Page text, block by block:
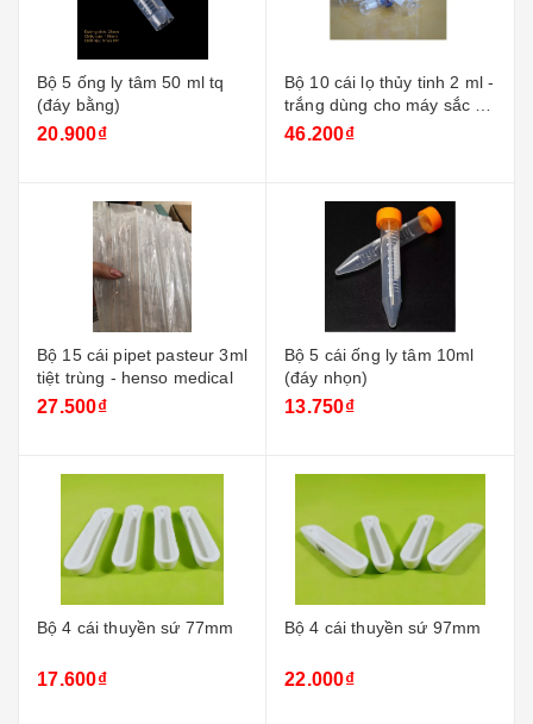
Bộ 5 ống ly tâm 50 ml tq
(đáy bằng)
20.900₫
Bộ 10 cái lọ thủy tinh 2 ml -
trắng dùng cho máy sắc ký
+ nắp xanh
46.200₫
Bộ 15 cái pipet pasteur 3ml
tiệt trùng - henso medical
27.500₫
Bộ 5 cái ống ly tâm 10ml
(đáy nhọn)
13.750₫
Bộ 4 cái thuyền sứ 77mm
17.600₫
Bộ 4 cái thuyền sứ 97mm
22.000₫